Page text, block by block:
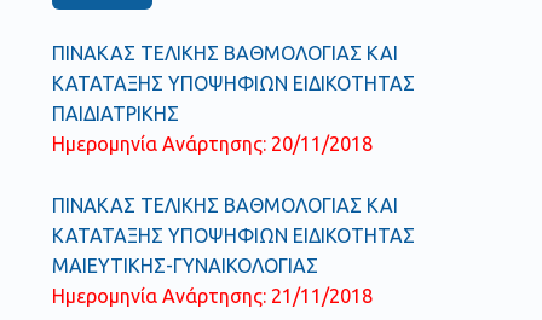
ΠΙΝΑΚΑΣ ΤΕΛΙΚΗΣ ΒΑΘΜΟΛΟΓΙΑΣ ΚΑΙ
ΚΑΤΑΤΑΞΗΣ ΥΠΟΨΗΦΙΩΝ ΕΙΔΙΚΟΤΗΤΑΣ
ΠΑΙΔΙΑΤΡΙΚΗΣ
Ημερομηνία Ανάρτησης: 20/11/2018
ΠΙΝΑΚΑΣ ΤΕΛΙΚΗΣ ΒΑΘΜΟΛΟΓΙΑΣ ΚΑΙ
ΚΑΤΑΤΑΞΗΣ ΥΠΟΨΗΦΙΩΝ ΕΙΔΙΚΟΤΗΤΑΣ
ΜΑΙΕΥΤΙΚΗΣ-ΓΥΝΑΙΚΟΛΟΓΙΑΣ
Ημερομηνία Ανάρτησης: 21/11/2018